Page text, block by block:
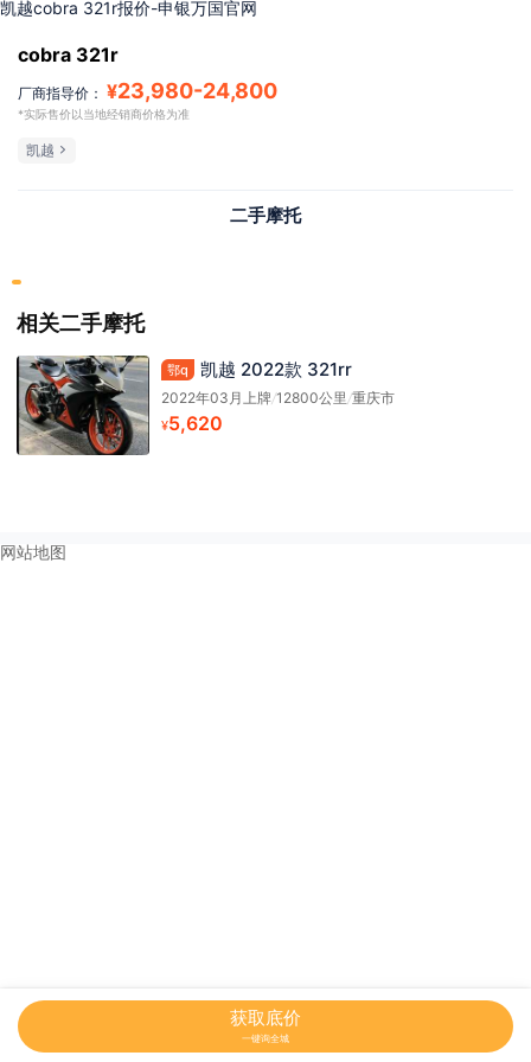
凯越cobra 321r报价-申银万国官网
cobra 321r
厂商指导价： ¥23,980-24,800
*实际售价以当地经销商价格为准
凯越
二手摩托
相关二手摩托
鄂q 凯越 2022款 321rr
2022年03月上牌/12800公里 /重庆市
¥5,620
获取底价
一键询全城
网站地图